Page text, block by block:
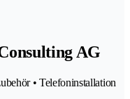
AG
• Telefoninstallation